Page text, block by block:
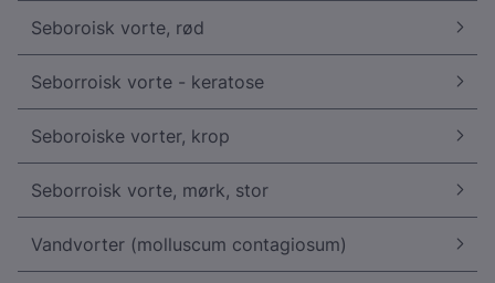
Seboroisk vorte, rød
Seborroisk vorte - keratose
Seboroiske vorter, krop
Seborroisk vorte, mørk, stor
Vandvorter (molluscum contagiosum)